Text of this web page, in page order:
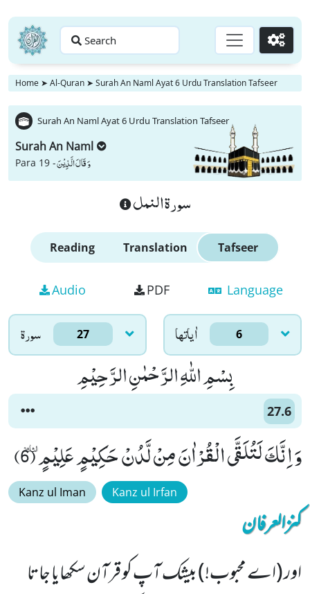
Search Go
Home ➤ Al-Quran ➤ Surah An Naml Ayat 6 Urdu Translation Tafseer
Surah An Naml Ayat 6 Urdu Translation Tafseer
Surah An Naml
Para 19 -وَ قَالَ الَّذِیْنَ
سورة النمل
Reading Translation Tafseer
Audio PDF Language
سورۃ 27 اٰياتها 6
بِسْمِ اللّٰهِ الرَّحْمٰنِ الرَّحِیْمِ
27.6
وَ اِنَّكَ لَتُلَقَّى الْقُرْاٰنَ مِنْ لَّدُنْ حَكِیْمٍ عَلِیْمٍٝ (6)
Kanz ul Iman Kanz ul Irfan
کنزالعرفان
اور (اے محبوب!) بیشک آپ کو قرآن سکھایا جاتا